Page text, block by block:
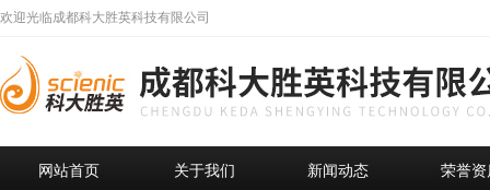
欢迎光临成都科大胜英科技有限公司
网站首页 关于我们 新闻动态 荣誉资